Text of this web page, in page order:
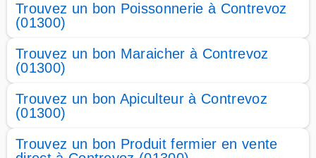
Trouvez un bon Poissonnerie à Contrevoz
(01300)
Trouvez un bon Maraicher à Contrevoz
(01300)
Trouvez un bon Apiculteur à Contrevoz
(01300)
Trouvez un bon Produit fermier en vente